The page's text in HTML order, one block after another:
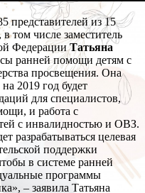
представителей из 15
том числе заместитель
ФедерацииТатьяна
ранней помощи детям с
просвещения. Она
2019 год будет
для специалистов,
и работа с
с инвалидностью и ОВЗ.
разрабатываться целевая
поддержки
в системе ранней
программы
– заявила Татьяна